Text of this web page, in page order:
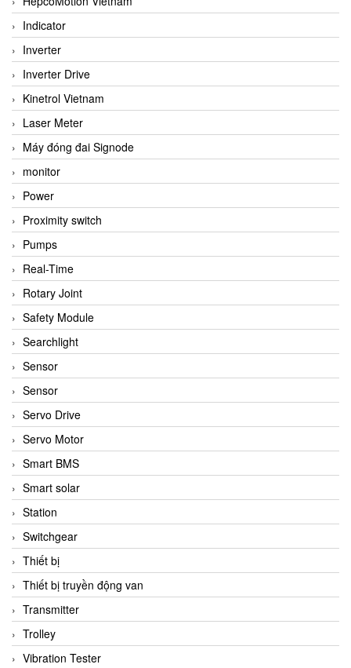
Indicator
Inverter
Inverter Drive
Kinetrol Vietnam
Laser Meter
Máy đóng đai Signode
monitor
Power
Proximity switch
Pumps
Real-Time
Rotary Joint
Safety Module
Searchlight
Sensor
Sensor
Servo Drive
Servo Motor
Smart BMS
Smart solar
Station
Switchgear
Thiết bị
Thiết bị truyền động van
Transmitter
Trolley
Vibration Tester